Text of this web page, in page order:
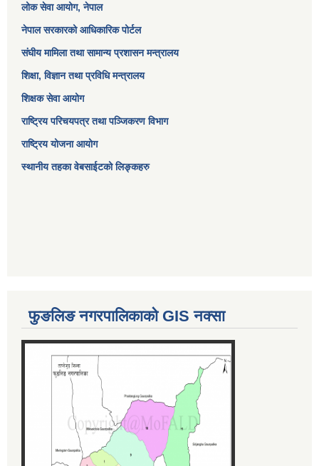
लोक सेवा आयोग, नेपाल
नेपाल सरकारको आधिकारिक पोर्टल
संघीय मामिला तथा सामान्य प्रशासन मन्त्रालय
शिक्षा, विज्ञान तथा प्रविधि मन्त्रालय
शिक्षक सेवा आयोग
राष्ट्रिय परिचयपत्र तथा पञ्जिकरण विभाग
राष्ट्रिय योजना आयोग
स्थानीय तहका वेबसाईटको लिङ्कहरु
फुङलिङ नगरपालिकाको GIS नक्सा